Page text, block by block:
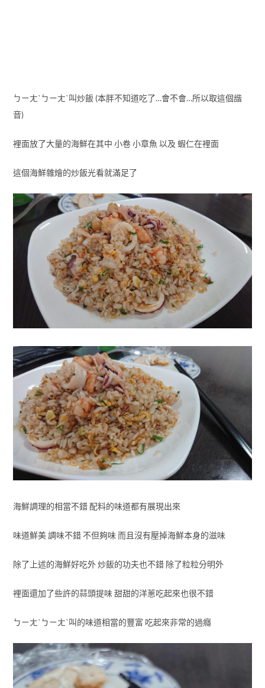
ㄅㄧㄤˋㄅㄧㄤˋ叫炒飯 (本胖不知道吃了…會不會…所以取這個諧
音)
裡面放了大量的海鮮在其中 小卷 小章魚 以及 蝦仁在裡面
這個海鮮雜燴的炒飯光看就滿足了
海鮮調理的相當不錯 配料的味道都有展現出來
味道鮮美 調味不錯 不但夠味 而且沒有壓掉海鮮本身的滋味
除了上述的海鮮好吃外 炒飯的功夫也不錯 除了粒粒分明外
裡面還加了些許的蒜頭提味 甜甜的洋蔥吃起來也很不錯
ㄅㄧㄤˋㄅㄧㄤˋ叫的味道相當的豐富 吃起來非常的過癮